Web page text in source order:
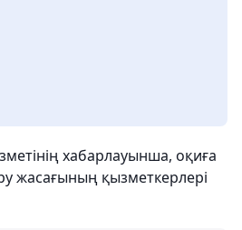
хабарлауынша, оқиға
жасағының қызметкерлері